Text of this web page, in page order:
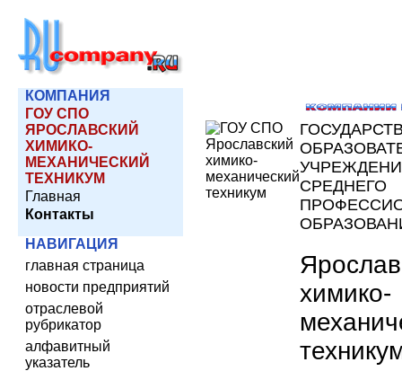
КОМПАНИЯ
ГОУ СПО
ЯРОСЛАВСКИЙ
ХИМИКО-
МЕХАНИЧЕСКИЙ
ТЕХНИКУМ
Главная
Контакты
НАВИГАЦИЯ
главная страница
новости предприятий
отраслевой
рубрикатор
алфавитный
указатель
СРЕДНЕГО
химико-